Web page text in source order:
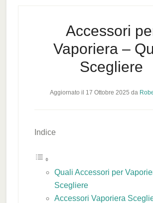
Accessori
Vaporiera –
Scegliere
Aggiornato il 17 Ottobre 2025 da
Indice
Quali Accessori per
Scegliere
Accessori Vaporiera